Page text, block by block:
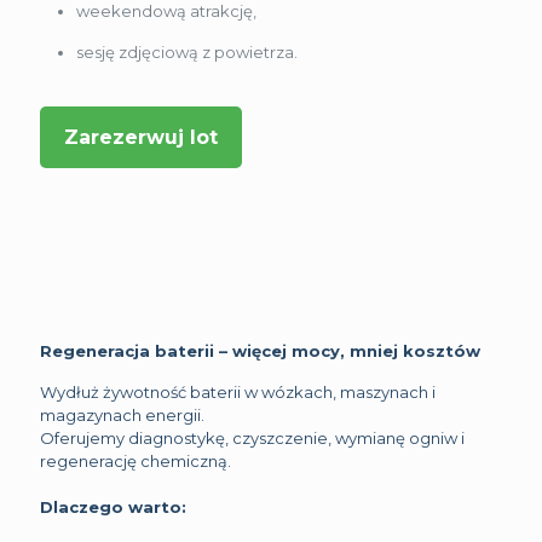
weekendową atrakcję,
sesję zdjęciową z powietrza.
Zarezerwuj lot
Regeneracja baterii – więcej mocy, mniej kosztów
Wydłuż żywotność baterii w wózkach, maszynach i
magazynach energii.
Oferujemy diagnostykę, czyszczenie, wymianę ogniw i
regenerację chemiczną.
Dlaczego warto: